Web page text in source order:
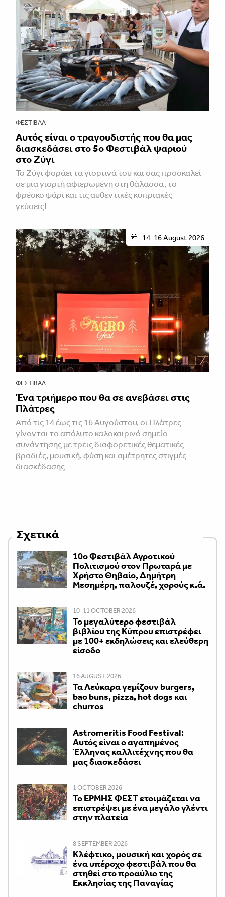
ΦΕΣΤΙΒΑΛ
Αυτός είναι ο τραγουδιστής που θα μας
διασκεδάσει στο 5ο Φεστιβάλ ψαριού
στο Ζύγι
Το Ζύγι φοράει τα γιορτινά του και σας προσκαλεί
σε μια γιορτή αφιερωμένη στη θάλασσα, το
φρέσκο ψάρι και τις αυθεντικές κυπριακές
γεύσεις!
14-16 August 2026
ΦΕΣΤΙΒΑΛ
Ένα τριήμερο που θα σε ανεβάσει στις
Πλάτρες
Από τις 14 έως τις 16 Αυγούστου, οι Πλάτρες
γίνονται το απόλυτο καλοκαιρινό σημείο
συνάντησης με τρεις διαφορετικές θεματικές
βραδιές, μουσική, φύση και αμέτρητες στιγμές
διασκέδασης
Σχετικά
10ο Φεστιβάλ Αγροτικού
Πολιτισμού στον Πρωταρά με
Χρήστο Θηβαίο, Δημήτρη
Μεσημέρη, παλουζέ, χορούς κ.ά.
10-11 OCTOBER 2026
Το μεγαλύτερο φεστιβάλ
βιβλίου της Κύπρου επιστρέφει
με 100+ εκδηλώσεις και ελεύθερη
είσοδο
16 AUGUST 2026
Τα Λεύκαρα γεμίζουν burgers,
bao buns, pizza, hot dogs και
churros
Astromeritis Food Festival:
Αυτός είναι ο αγαπημένος
Έλληνας καλλιτέχνης που θα
μας διασκεδάσει
1 OCTOBER 2026
Το ΕΡΜΗΣ ΦΕΣΤ ετοιμάζεται να
επιστρέψει με ένα μεγάλο γλέντι
στην πλατεία
8 SEPTEMBER 2026
Κλέφτικο, μουσική και χορός σε
ένα υπέροχο φεστιβάλ που θα
στηθεί στο προαύλιο της
Εκκλησίας της Παναγίας